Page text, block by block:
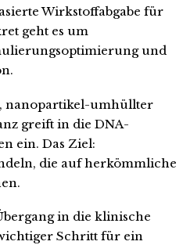
Wirkstoffabgabe für
geht es um
und
nanopartikel-umhüllter
greift in die DNA-
ein. Das Ziel:
die auf herkömmliche
in die klinische
Schritt für ein